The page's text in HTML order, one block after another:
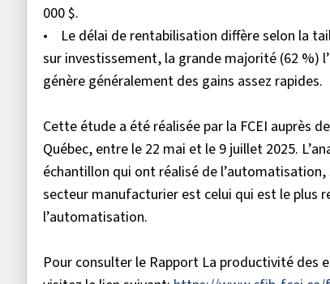
000 $.
• Le délai de rentabilisation diffère selon la
sur investissement, la grande majorité (62 %)
génère généralement des gains assez rapides.
Cette étude a été réalisée par la FCEI auprès
Québec, entre le 22 mai et le 9 juillet 2025.
échantillon qui ont réalisé de
secteur manufacturier est celui qui est le plus
l’automatisation.
Pour consulter le Rapport La productivité